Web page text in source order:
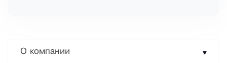
О компании